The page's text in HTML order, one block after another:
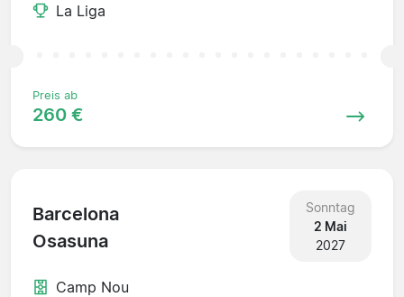
La Liga
Preis ab
260 €
Barcelona
Osasuna
Sonntag
2 Mai
2027
Camp Nou